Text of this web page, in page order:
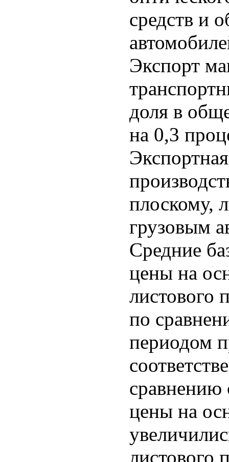
средств и
Экспорт
доля в
на 0,3
плоскому,
грузовым
Средние
цены на
листового
по
периодом
сравнению
цены на
листового